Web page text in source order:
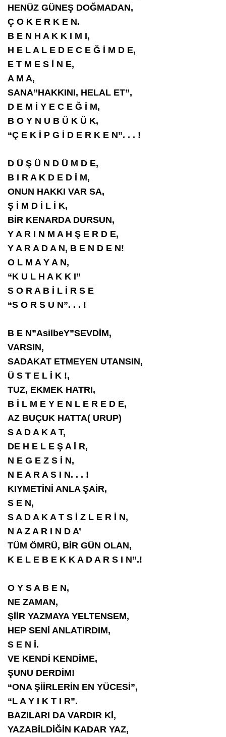
HENÜZ GÜNEŞ DOĞMADAN,
Ç O K E R K E N.
B E N H A K K I M I,
H E L A L E D E C E Ğ İ M D E,
E T M E S İ N E,
A M A,
SANA”HAKKINI, HELAL ET”,
D E M İ Y E C E Ğ İ M,
B O Y N U B Ü K Ü K,
“Ç E K İ P G İ D E R K E N”. . . !
D Ü Ş Ü N D Ü M D E,
B I R A K D E D İ M,
ONUN HAKKI VAR SA,
Ş İ M D İ L İ K,
BİR KENARDA DURSUN,
Y A R I N M A H Ş E R D E,
Y A R A D A N, B E N D E N!
O L M A Y A N,
“K U L H A K K I”
S O R A B İ L İ R S E
“S O R S U N”. . . !
B E N”AsilbeY”SEVDİM,
VARSIN,
SADAKAT ETMEYEN UTANSIN,
Ü S T E L İ K !,
TUZ, EKMEK HATRI,
B İ L M E Y E N L E R E D E,
AZ BUÇUK HATTA( URUP)
S A D A K A T,
DE H E L E Ş A İ R,
N E G E Z S İ N,
N E A R A S I N. . . !
KIYMETİNİ ANLA ŞAİR,
S E N,
S A D A K A T S İ Z L E R İ N,
N A Z A R I N D A’
TÜM ÖMRÜ, BİR GÜN OLAN,
K E L E B E K K A D A R S I N”.!
O Y S A B E N,
NE ZAMAN,
ŞİİR YAZMAYA YELTENSEM,
HEP SENİ ANLATIRDIM,
S E N İ.
VE KENDİ KENDİME,
ŞUNU DERDİM!
“ONA ŞİİRLERİN EN YÜCESİ”,
“L A Y I K T I R”.
BAZILARI DA VARDIR Kİ,
YAZABİLDİĞİN KADAR YAZ,